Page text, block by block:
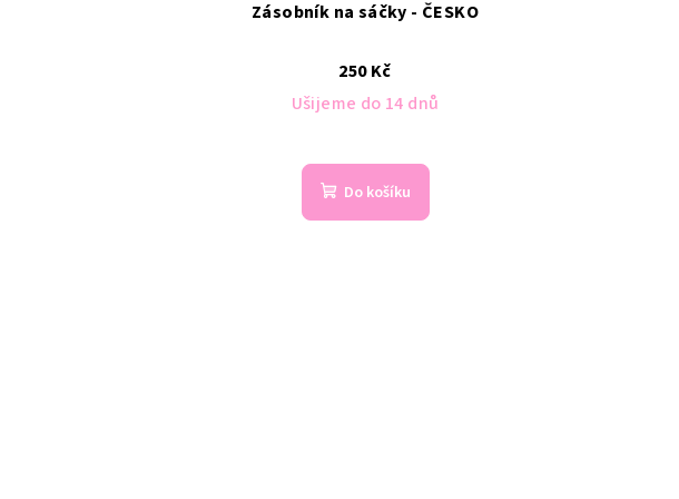
Zásobník na sáčky - ČESKO
250 Kč
Ušijeme do 14 dnů
Do košíku